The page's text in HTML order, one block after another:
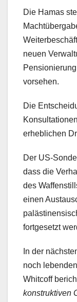
Die Hamas
neuen
vorsehen.
Die
erheblichen
Der US-
dass die
des
einen
fortgesetzt
In der
noch
Whitcoff
konstruktiven